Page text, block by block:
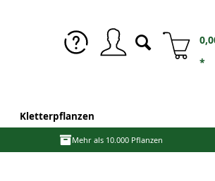
*
Kletterpflanzen
Mehr als 10.000 Pflanzen